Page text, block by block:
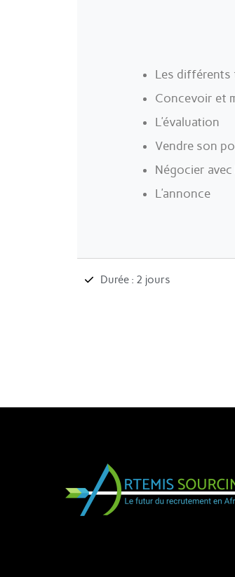
Les différents
Concevoir et
L’évaluation
Vendre son
Négocier
L’annonce
Durée : 2 jours